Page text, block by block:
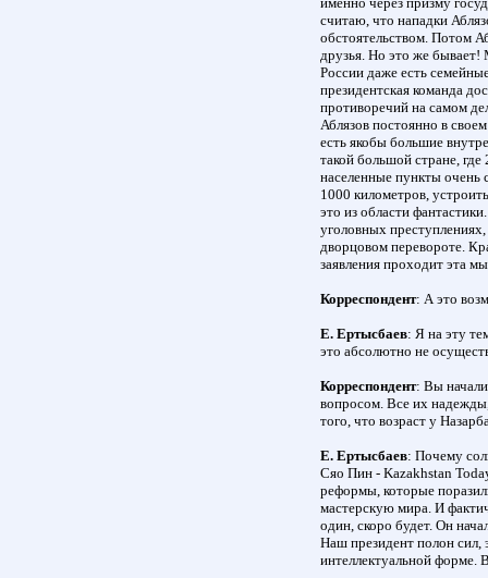
считаю, что нападки
обстоятельством. Потом
друзья. Но это же бывает!
России даже есть
президентская команда
противоречий на самом
Аблязов постоянно в
есть якобы большие
такой большой стране,
населенные пункты очень
1000 километров,
это из области
уголовных
дворцовом перевороте.
заявления проходит эта
Корреспондент: А это
Е. Ертысбаев: Я на эту
это абсолютно не
Корреспондент: Вы
вопросом. Все их
того, что возраст у
Е. Ертысбаев: Почему
Сяо Пин - Kazakhstan
реформы, которые
мастерскую мира. И
один, скоро будет. Он
Наш президент полон сил,
интеллектуальной форме.